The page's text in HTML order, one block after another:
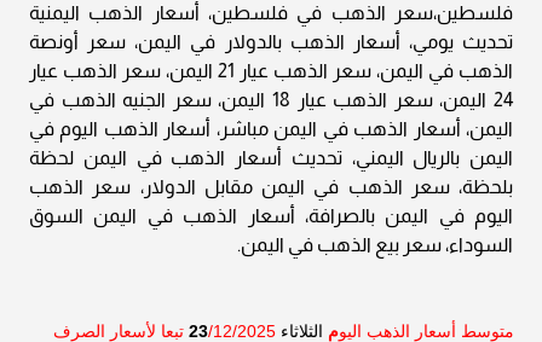
فلسطين،سعر الذهب في فلسطين، أسعار الذهب اليمنية
تحديث يومي، أسعار الذهب بالدولار في اليمن، سعر أونصة
الذهب في اليمن، سعر الذهب عيار 21 اليمن، سعر الذهب عيار
24 اليمن، سعر الذهب عيار 18 اليمن، سعر الجنيه الذهب في
اليمن، أسعار الذهب في اليمن مباشر، أسعار الذهب اليوم في
اليمن بالريال اليمني، تحديث أسعار الذهب في اليمن لحظة
بلحظة، سعر الذهب في اليمن مقابل الدولار، سعر الذهب
اليوم في اليمن بالصرافة، أسعار الذهب في اليمن السوق
السوداء، سعر بيع الذهب في اليمن.
متوسط أسعار الذهب اليوم الثلاثاء 23/12/2025 تبعا لأسعار الصرف